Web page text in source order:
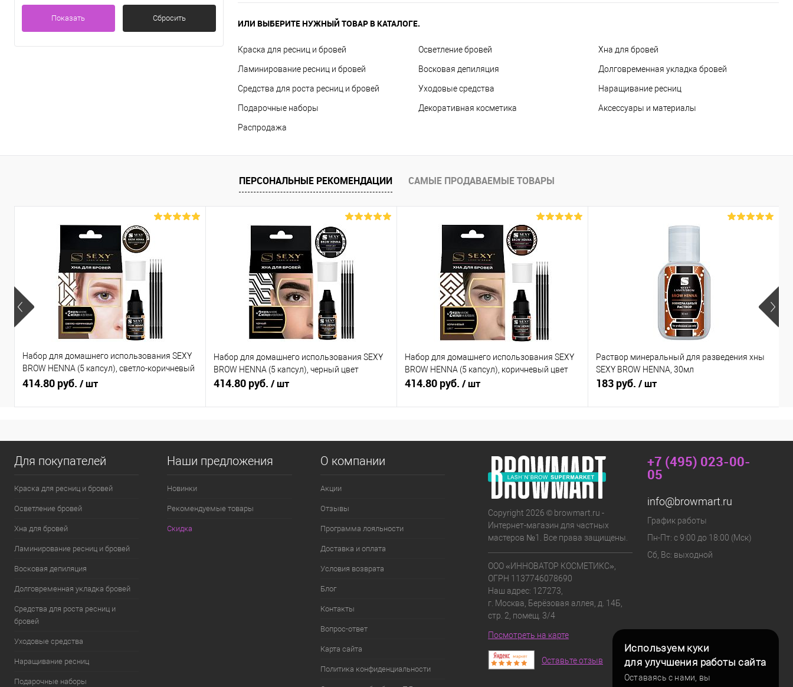
Показать Сбросить ИЛИ ВЫБЕРИТЕ НУЖНЫЙ ТОВАР В КАТАЛОГЕ.
Краска для ресниц и бровей Осветление бровей Хна для бровей
Ламинирование ресниц и бровей Восковая депиляция Долговременная укладка бровей
Средства для роста ресниц и бровей Уходовые средства Наращивание ресниц
Подарочные наборы Декоративная косметика Аксессуары и материалы
Распродажа
ПЕРСОНАЛЬНЫЕ РЕКОМЕНДАЦИИ САМЫЕ ПРОДАВАЕМЫЕ ТОВАРЫ
Набор для домашнего использования SEXY
BROW HENNA (5 капсул), светло-коричневый
цвет
414.80 руб. / шт
Набор для домашнего использования SEXY
BROW HENNA (5 капсул), черный цвет
414.80 руб. / шт
Набор для домашнего использования SEXY
BROW HENNA (5 капсул), коричневый цвет
414.80 руб. / шт
Раствор минеральный для разведения хны
SEXY BROW HENNA, 30мл
183 руб. / шт
Используем куки
для улучшения работы сайта
Оставаясь с нами, вы
Для покупателей
Краска для ресниц и бровей
Осветление бровей
Хна для бровей
Ламинирование ресниц и бровей
Восковая депиляция
Долговременная укладка бровей
Средства для роста ресниц и
бровей
Уходовые средства
Наращивание ресниц
Подарочные наборы
Наши предложения
Новинки
Рекомендуемые товары
Скидка
О компании
Акции
Отзывы
Программа лояльности
Доставка и оплата
Условия возврата
Блог
Контакты
Вопрос-ответ
Карта сайта
Политика конфиденциальности
Copyright 2026 © browmart.ru -
Интернет-магазин для частных
мастеров №1. Все права защищены.
ООО «ИННОВАТОР КОСМЕТИКС»,
ОГРН 1137746078690
Наш адрес: 127273,
г. Москва, Берёзовая аллея, д. 14Б,
стр. 2, помещ. 3/4
Посмотреть на карте
Оставьте отзыв
+7 (495) 023-00-
05
info@browmart.ru
График работы
Пн-Пт: с 9:00 до 18:00 (Мск)
Сб, Вс: выходной